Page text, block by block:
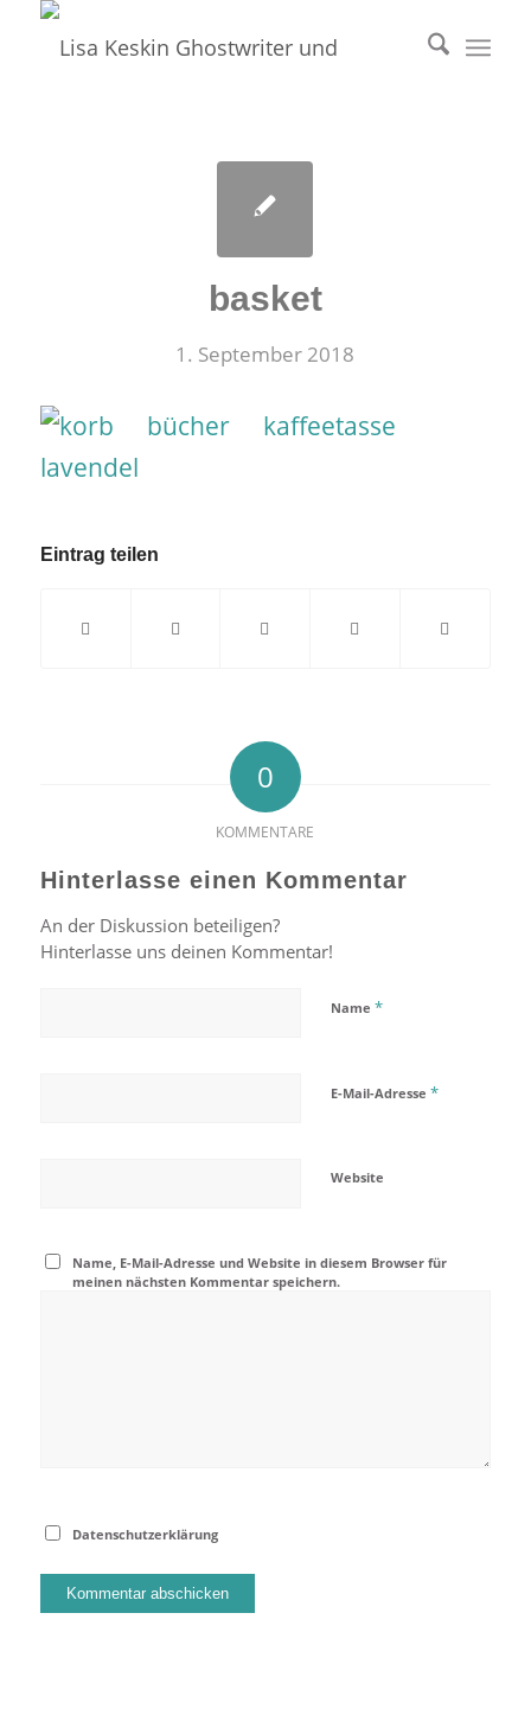
basket
1. September 2018
Eintrag teilen
0
KOMMENTARE
Hinterlasse einen Kommentar
An der Diskussion beteiligen?
Hinterlasse uns deinen Kommentar!
Name *
E-Mail-Adresse *
Website
Name, E-Mail-Adresse und Website in diesem Browser für
meinen nächsten Kommentar speichern.
Datenschutzerklärung